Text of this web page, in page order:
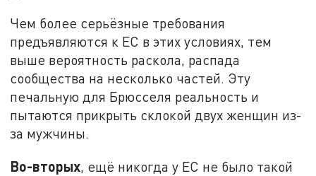
Чем более серьёзные требования
предъявляются к ЕС в этих условиях, тем
выше вероятность раскола, распада
сообщества на несколько частей. Эту
печальную для Брюсселя реальность и
пытаются прикрыть склокой двух женщин из-
за мужчины.
Во-вторых, ещё никогда у ЕС не было такой